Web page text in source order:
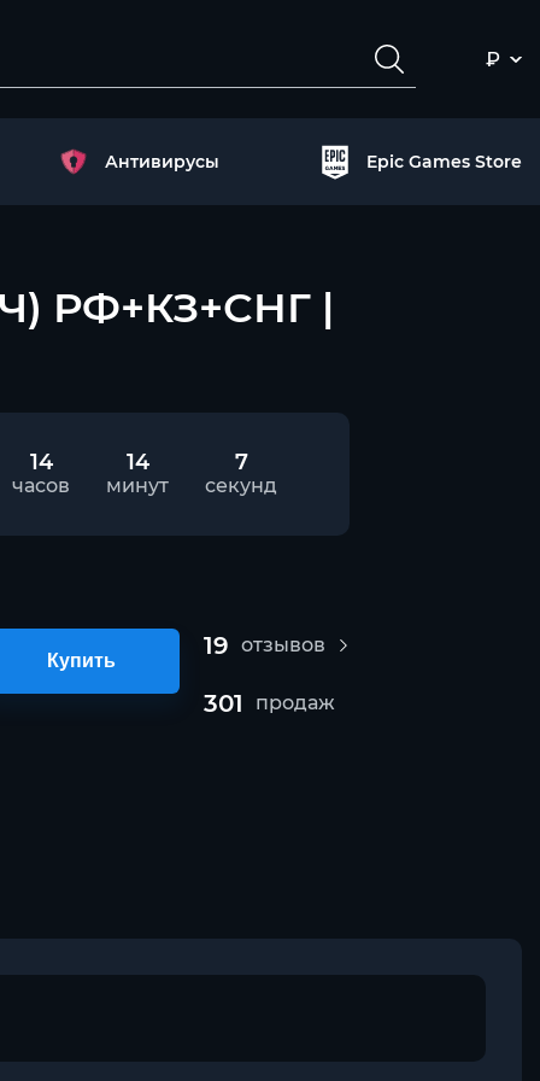
₽
Антивирусы Epic Games Store
РФ+КЗ+СНГ |
14
часов
14
минут
6
секунд
Купить
19 отзывов
301 продаж